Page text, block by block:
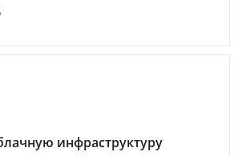
инфраструктуру